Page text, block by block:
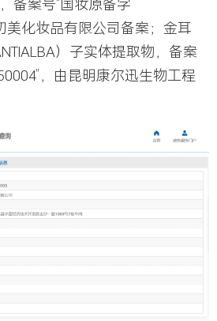
美化妆品有限公司备案；金耳
）子实体提取物，备案
，由昆明康尔迅生物工程